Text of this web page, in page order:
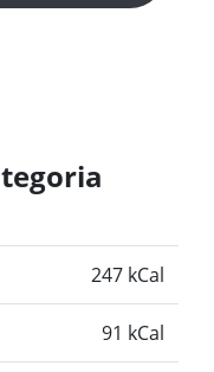
247 kCal
91 kCal